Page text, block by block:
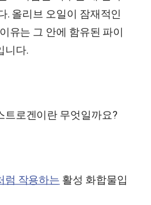
. 올리브 오일이 잠재적인
유는 그 안에 함유된 파이
니다.
트로겐이란 무엇일까요?
럼 작용하는 활성 화합물입